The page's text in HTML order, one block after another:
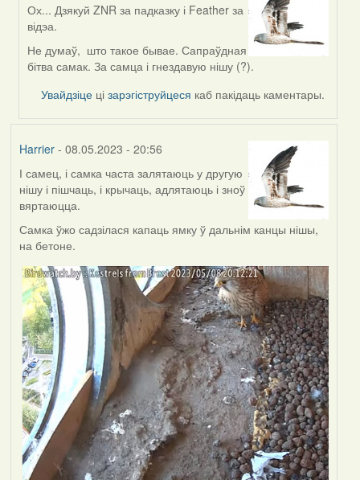
In
reply
to
by
Ох... Дзякуй ZNR за падказку і Feather за
відэа.
Не думаў, што такое бывае. Сапраўдная
бітва самак. За самца і гнездавую нішу (?).
Увайдзіце цізарэгіструйцеся каб пакідаць каментары.
Harrier- 08.05.2023 - 20:56
І самец, і самка часта залятаюць у другую
нішу і пішчаць, і крычаць, адлятаюць і зноў
вяртаюцца.
Самка ўжо садзілася капаць ямку ў дальнім канцы нішы,
на бетоне.